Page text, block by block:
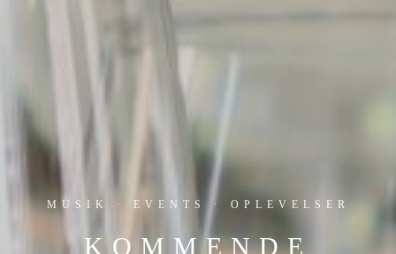
MUSIK · EVENTS · OPLEVELSER
KOMMENDE